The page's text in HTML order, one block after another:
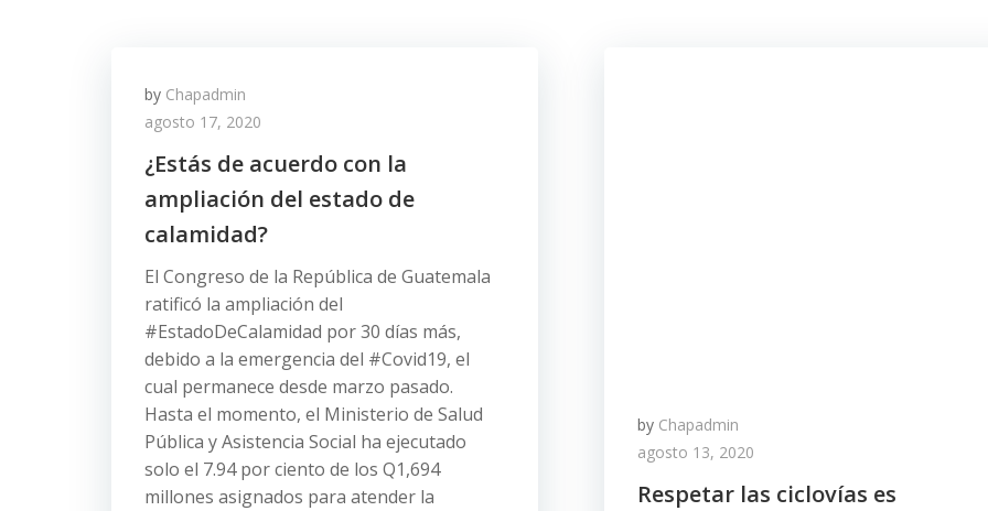
by Chapadmin
agosto 17, 2020
¿Estás de acuerdo con la
ampliación del estado de
calamidad?
El Congreso de la República de Guatemala
ratificó la ampliación del
#EstadoDeCalamidad por 30 días más,
debido a la emergencia del #Covid19, el
cual permanece desde marzo pasado.
Hasta el momento, el Ministerio de Salud
Pública y Asistencia Social ha ejecutado
solo el 7.94 por ciento de los Q1,694
millones asignados para atender la
by Chapadmin
agosto 13, 2020
Respetar las ciclovías es